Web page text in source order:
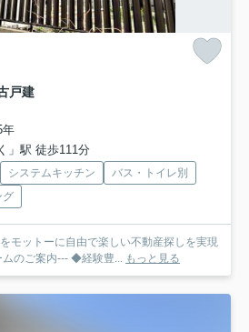
戸建
年
」駅 徒歩111分
システムキッチン
バス・トイレ別
グ
モットーに自由で楽しい不動産探しを実現
のご案内--- ◆経験豊...
もっと見る